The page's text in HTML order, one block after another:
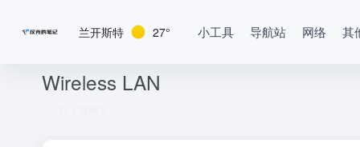
兰开斯特 27° 小工具 导航站 网络 其
Wireless LAN